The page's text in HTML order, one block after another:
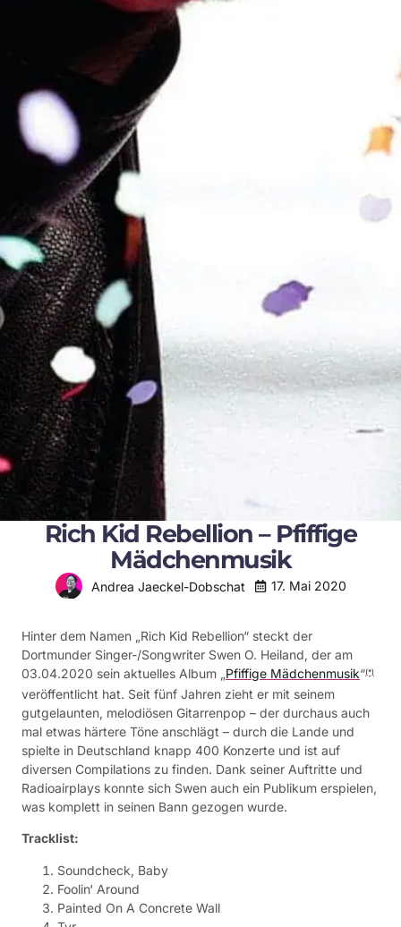
Rich Kid Rebellion – Pfiffige
Mädchenmusik
Andrea Jaeckel-Dobschat 17. Mai 2020
Hinter dem Namen „Rich Kid Rebellion“ steckt der
Dortmunder Singer-/Songwriter Swen O. Heiland, der am
03.04.2020 sein aktuelles Album „Pfiffige Mädchenmusik“(*)
veröffentlicht hat. Seit fünf Jahren zieht er mit seinem
gutgelaunten, melodiösen Gitarrenpop – der durchaus auch
mal etwas härtere Töne anschlägt – durch die Lande und
spielte in Deutschland knapp 400 Konzerte und ist auf
diversen Compilations zu finden. Dank seiner Auftritte und
Radioairplays konnte sich Swen auch ein Publikum erspielen,
was komplett in seinen Bann gezogen wurde.
Tracklist:
Soundcheck, Baby
Foolin‘ Around
Painted On A Concrete Wall